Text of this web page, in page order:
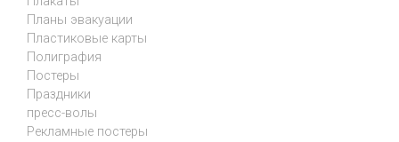
Планы эвакуации
Пластиковые карты
Полиграфия
Постеры
Праздники
пресс-волы
Рекламные постеры